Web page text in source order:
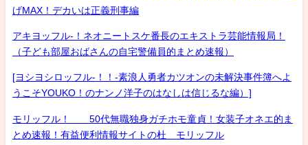
げMAX！デカいは正義刑事編
アキヨッフル-！ネオニートスケ番長のエキストラ芸能情報局！
（子ども部屋おばさんの自宅警備員的まとめ速報）
[ヨシヨシロッフル-！！-素浪人勇者カツオンの未解決事件簿へよ
うこそYOUKO！のナンノ洋子のはなしは信じるな編）]
モリッフル！ 50代無職独身ガチホモ童貞！女装子オネエ的ま
とめ速報！有益便利情報サイトの杜 モリッフル